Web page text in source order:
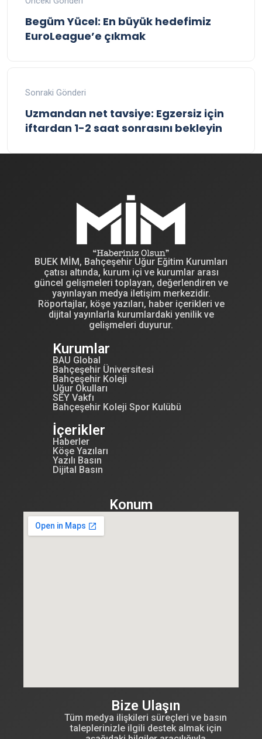
Begüm Yücel: En büyük hedefimiz
EuroLeague’e çıkmak
Sonraki Gönderi
Uzmandan net tavsiye: Egzersiz için
iftardan 1-2 saat sonrasını bekleyin
BUEK MİM, Bahçeşehir Uğur Eğitim Kurumları
çatısı altında, kurum içi ve kurumlar arası
güncel gelişmeleri toplayan, değerlendiren ve
yayınlayan medya iletişim merkezidir.
Röportajlar, köşe yazıları, haber içerikleri ve
dijital yayınlarla kurumlardaki yenilik ve
gelişmeleri duyurur.
Kurumlar
BAU Global
Bahçeşehir Üniversitesi
Bahçeşehir Koleji
Uğur Okulları
SEY Vakfı
Bahçeşehir Koleji Spor Kulübü
İçerikler
Haberler
Köşe Yazıları
Yazılı Basın
Dijital Basın
Konum
Bize Ulaşın
Tüm medya ilişkileri süreçleri ve basın
taleplerinizle ilgili destek almak için